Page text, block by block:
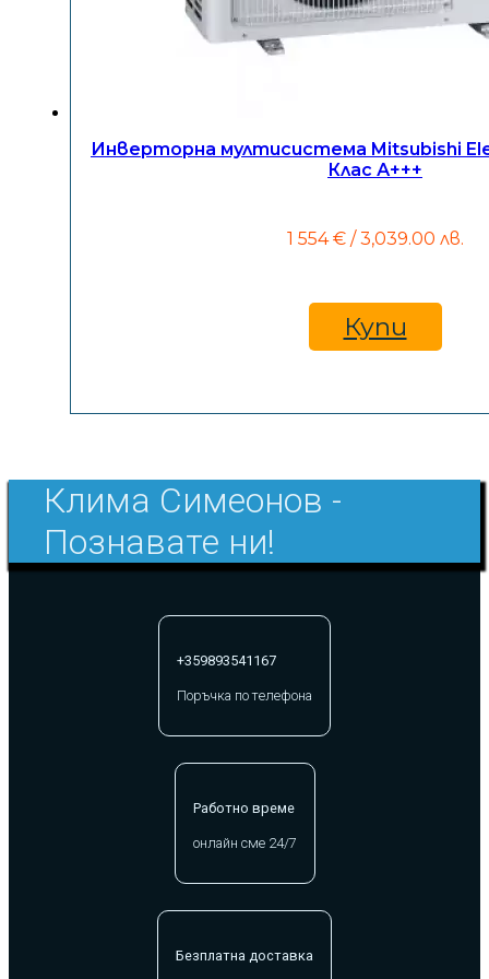
Инверторна мултисистема Mitsubishi
Клас А+++
1 554€ / 3,039.00 лв.
Купи
Клима Симеонов -
Познавате ни!
+359893541167
Поръчка по телефона
Работно време
онлайн сме 24/7
Безплатна доставка